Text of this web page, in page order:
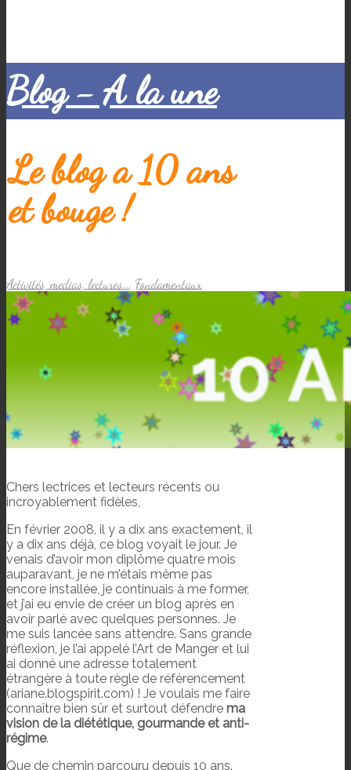
Blog - A la une
Le blog a 10 ans
et bouge !
Activités, medias, lectures... Fondamentaux
Chers lectrices et lecteurs récents ou
incroyablement fidèles,
En février 2008, il y a dix ans exactement, il
y a dix ans déjà, ce blog voyait le jour. Je
venais d’avoir mon diplôme quatre mois
auparavant, je ne m’étais même pas
encore installée, je continuais à me former,
et j’ai eu envie de créer un blog après en
avoir parlé avec quelques personnes. Je
me suis lancée sans attendre. Sans grande
réflexion, je l’ai appelé l’Art de Manger et lui
ai donné une adresse totalement
étrangère à toute règle de référencement
(ariane.blogspirit.com) ! Je voulais me faire
connaître bien sûr et surtout défendre ma
vision de la diététique, gourmande et anti-
régime.
Que de chemin parcouru depuis 10 ans.